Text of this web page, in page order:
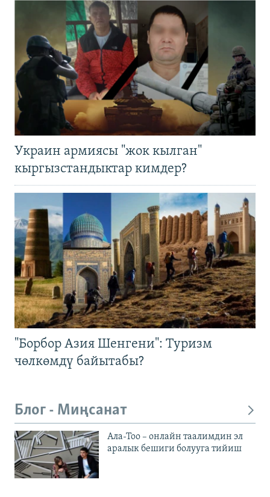
Украин армиясы "жок кылган"
кыргызстандыктар кимдер?
"Борбор Азия Шенгени": Туризм
чөлкөмдү байытабы?
Блог - Миңсанат
Ала-Тоо – онлайн таалимдин эл
аралык бешиги болууга тийиш